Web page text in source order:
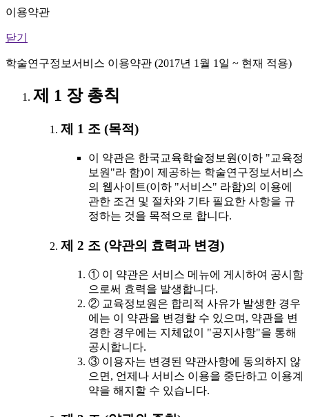
이용약관
닫기
학술연구정보서비스 이용약관 (2017년 1월 1일 ~ 현재 적용)
제 1 장 총칙
제 1 조 (목적)
이 약관은 한국교육학술정보원(이하 "교육정
보원"라 함)이 제공하는 학술연구정보서비스
의 웹사이트(이하 "서비스" 라함)의 이용에
관한 조건 및 절차와 기타 필요한 사항을 규
정하는 것을 목적으로 합니다.
제 2 조 (약관의 효력과 변경)
① 이 약관은 서비스 메뉴에 게시하여 공시함
으로써 효력을 발생합니다.
② 교육정보원은 합리적 사유가 발생한 경우
에는 이 약관을 변경할 수 있으며, 약관을 변
경한 경우에는 지체없이 "공지사항"을 통해
공시합니다.
③ 이용자는 변경된 약관사항에 동의하지 않
으면, 언제나 서비스 이용을 중단하고 이용계
약을 해지할 수 있습니다.